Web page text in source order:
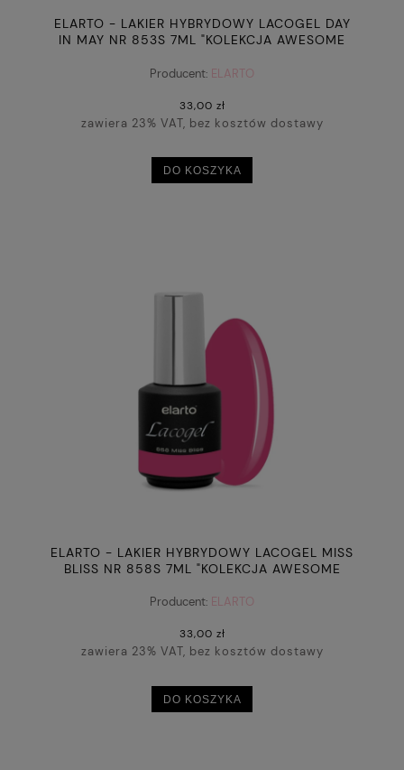
ELARTO - LAKIER HYBRYDOWY LACOGEL DAY
IN MAY NR 853S 7ML "KOLEKCJA AWESOME
Producent: ELARTO
33,00 zł
zawiera 23% VAT, bez kosztów dostawy
DO KOSZYKA
ELARTO - LAKIER HYBRYDOWY LACOGEL MISS
BLISS NR 858S 7ML "KOLEKCJA AWESOME
Producent: ELARTO
33,00 zł
zawiera 23% VAT, bez kosztów dostawy
DO KOSZYKA